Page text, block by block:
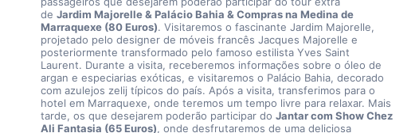
de Jardim Majorelle & Palácio Bahia & Compras na Medina de
Marraquexe (80 Euros). Visitaremos o fascinante Jardim Majorelle,
projetado pelo designer de móveis francês Jacques Majorelle e
posteriormente transformado pelo famoso estilista Yves Saint
Laurent. Durante a visita, receberemos informações sobre o óleo de
argan e especiarias exóticas, e visitaremos o Palácio Bahia, decorado
com azulejos zelij típicos do país. Após a visita, transferimos para o
hotel em Marraquexe, onde teremos um tempo livre para relaxar. Mais
tarde, os que desejarem poderão participar do Jantar com Show Chez
Ali Fantasia (65 Euros), onde desfrutaremos de uma deliciosa